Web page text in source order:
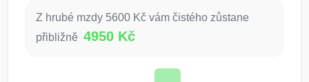
Z hrubé mzdy 5600 Kč vám čistého zůstane
přibližně 4950 Kč